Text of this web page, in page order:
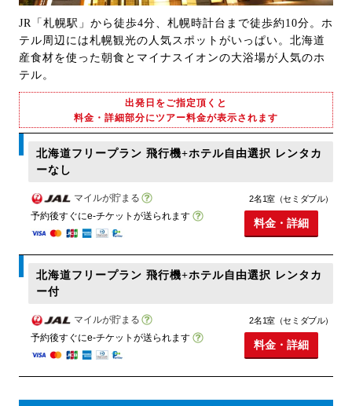
JR「札幌駅」から徒歩4分、札幌時計台まで徒歩約10分。ホ
テル周辺には札幌観光の人気スポットがいっぱい。北海道
産食材を使った朝食とマイナスイオンの大浴場が人気のホ
テル。
出発日をご指定頂くと
料金・詳細部分にツアー料金が表示されます
北海道フリープラン 飛行機+ホテル自由選択 レンタカ
ーなし
マイルが貯まる
予約後すぐにe-チケットが送られます
2名1室（セミダブル）
料金・詳細
北海道フリープラン 飛行機+ホテル自由選択 レンタカ
ー付
マイルが貯まる
予約後すぐにe-チケットが送られます
2名1室（セミダブル）
料金・詳細